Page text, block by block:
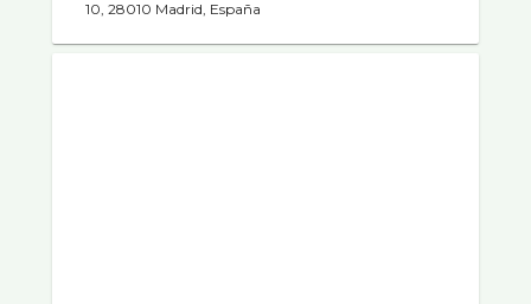
10, 28010 Madrid, España